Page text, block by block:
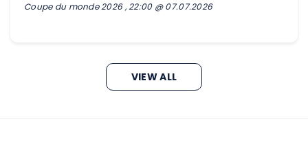
Coupe du monde 2026 , 22:00 @ 07.07.2026
VIEW ALL